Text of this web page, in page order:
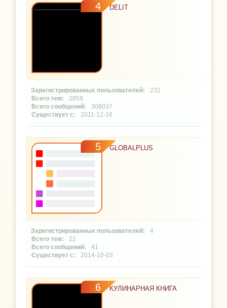
4 DELIT
232
2858
308037
2011-12-16
5 GLOBALPLUS
4
22
41
2014-10-03
6 КУЛИНАРНАЯ КНИГА